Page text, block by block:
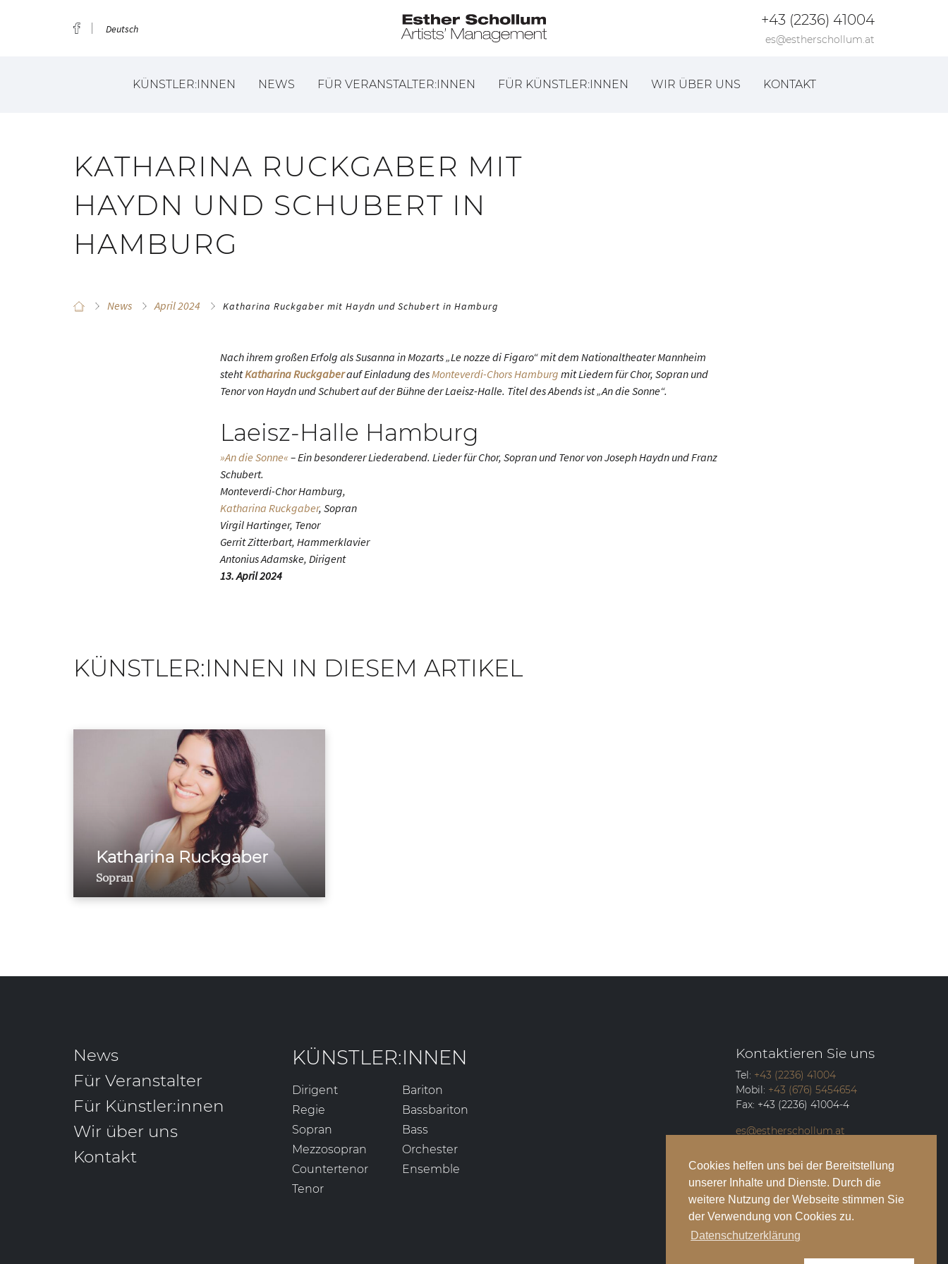
Cookies helfen uns bei der Bereitstellung
unserer Inhalte und Dienste. Durch die
weitere Nutzung der Webseite stimmen Sie
der Verwendung von Cookies zu.
Datenschutzerklärung
Deutsch
+43 (2236) 41004
es@estherschollum.at
KÜNSTLER:INNEN NEWS FÜR VERANSTALTER:INNEN FÜR KÜNSTLER:INNEN WIR ÜBER UNS KONTAKT
KATHARINA RUCKGABER MIT
HAYDN UND SCHUBERT IN
HAMBURG
News April 2024 Katharina Ruckgaber mit Haydn und Schubert in Hamburg
Nach ihrem großen Erfolg als Susanna in Mozarts „Le nozze di Figaro“ mit dem Nationaltheater Mannheim
stehtKatharina Ruckgaberauf Einladung desMonteverdi-Chors Hamburg mit Liedern für Chor, Sopran und
Tenor von Haydn und Schubert auf der Bühne der Laeisz-Halle. Titel des Abends ist „An die Sonne“.
Laeisz-Halle Hamburg
»An die Sonne« – Ein besonderer Liederabend. Lieder für Chor, Sopran und Tenor von Joseph Haydn und Franz
Schubert.
Monteverdi-Chor Hamburg,
Katharina Ruckgaber, Sopran
Virgil Hartinger, Tenor
Gerrit Zitterbart, Hammerklavier
Antonius Adamske, Dirigent
13. April 2024
KÜNSTLER:INNEN IN DIESEM ARTIKEL
Katharina Ruckgaber
Sopran
KÜNSTLER:INNEN
Dirigent
Regie
Sopran
Mezzosopran
Countertenor
Tenor
Bariton
Bassbariton
Bass
Orchester
Ensemble
News
Für Veranstalter
Für Künstler:innen
Wir über uns
Kontakt
Kontaktieren Sie uns
Tel: +43 (2236) 41004
Mobil: +43 (676) 5454654
Fax: +43 (2236) 41004-4
es@estherschollum.at
Guntramsdorfer Straße 12/2
2340 Mödling